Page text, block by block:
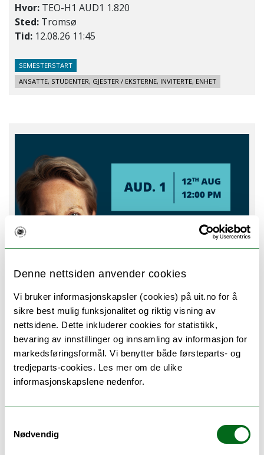
Denne nettsiden anvender cookies
Vi bruker informasjonskapsler (cookies) på uit.no for å
sikre best mulig funksjonalitet og riktig visning av
nettsidene. Dette inkluderer cookies for statistikk,
bevaring av innstillinger og innsamling av informasjon for
markedsføringsformål. Vi benytter både førsteparts- og
tredjeparts-cookies. Les mer om de ulike
informasjonskapslene nedenfor.
Nødvendig
Hvor: TEO-H1 AUD1 1.820
Sted: Tromsø
Tid: 12.08.26 11:45
SEMESTERSTART
ANSATTE, STUDENTER, GJESTER / EKSTERNE, INVITERTE, ENHET
How to ask in a world of AI answers?
Hvor:
TEO-H1 AUD1 1.820
Sted:
Tromsø
Tid: 12.08.26 12:00
SEMESTERSTART